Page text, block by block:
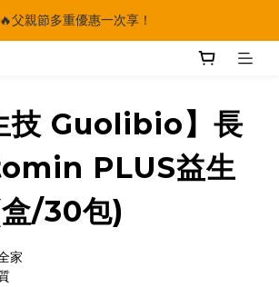
🔥父親節多重優惠一次享！
🔥父親節多重優惠一次享！
🔥父親節多重優惠一次享！
技 Guolibio】長
PLUS益生
/30包)
家